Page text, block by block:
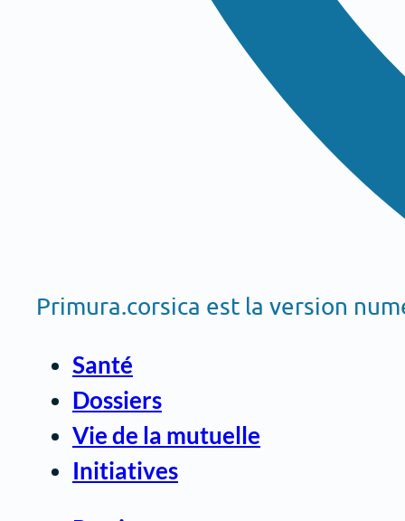
Primura.corsica est la version
Santé
Dossiers
Vie de la mutuelle
Initiatives